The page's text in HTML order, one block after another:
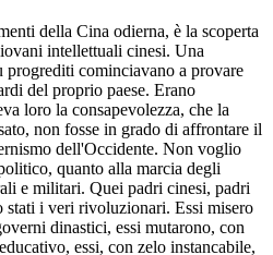
della Cina odierna, è la scoperta
intellettuali cinesi. Una
progrediti cominciavano a provare
del proprio paese. Erano
loro la consapevolezza, che la
non fosse in grado di affrontare il
dell'Occidente. Non voglio
quanto alla marcia degli
e militari. Quei padri cinesi, padri
stati i veri rivoluzionari. Essi misero
dinastici, essi mutarono, con
essi, con zelo instancabile,